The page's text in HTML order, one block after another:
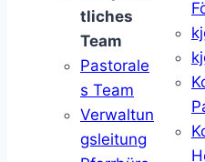
tliches
Team
Pastorale
s Team
Verwaltun
gsleitung